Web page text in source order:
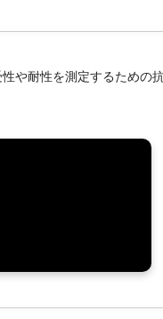
や耐性を測定するための